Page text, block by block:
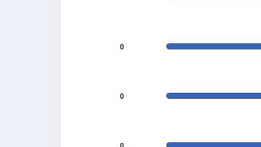
0
0